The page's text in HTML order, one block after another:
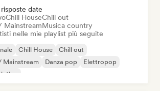
date
Chill HouseChill out
MainstreamMusica country
nelle mie playlist più seguite
Chill House
Chill out
Mainstream
Danza pop
Elettropop